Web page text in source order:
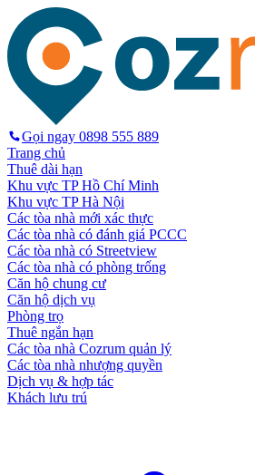
Gọi ngay 0898 555 889
Trang chủ
Thuê dài hạn
Khu vực TP Hồ Chí Minh
Khu vực TP Hà Nội
Các tòa nhà mới xác thực
Các tòa nhà có đánh giá PCCC
Các tòa nhà có Streetview
Các tòa nhà có phòng trống
Căn hộ chung cư
Căn hộ dịch vụ
Phòng trọ
Thuê ngắn hạn
Các tòa nhà Cozrum quản lý
Các tòa nhà nhượng quyền
Dịch vụ & hợp tác
Khách lưu trú